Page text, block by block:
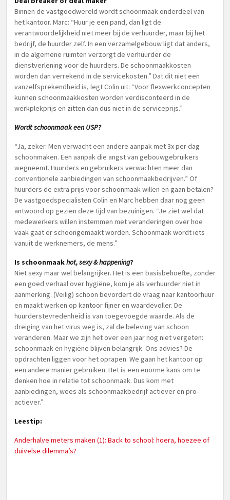
Binnen de vastgoedwereld wordt schoonmaak onderdeel van
het kantoor. Marc: “Huur je een pand, dan ligt de
verantwoordelijkheid niet meer bij de verhuurder, maar bij het
bedrijf, de huurder zelf. In een verzamelgebouw ligt dat anders,
in de algemene ruimten verzorgt de verhuurder de
dienstverlening voor de huurders. De schoonmaakkosten
worden dan verrekend in de servicekosten.” Dat dit niet een
vanzelfsprekendheid is, legt Colin uit: “Voor flexwerkconcepten
kunnen schoonmaakkosten worden verdisconteerd in de
werkplekprijs en zitten dan dus niet in de serviceprijs.”
Wordt schoonmaak een USP?
“Ja, zeker. Men verwacht een andere aanpak met 3x per dag
schoonmaken. Een aanpak die angst van gebouwgebruikers
wegneemt. Huurders en gebruikers verwachten meer dan
conventionele aanbiedingen van schoonmaakbedrijven.” Of
huurders de extra prijs voor schoonmaak willen en gaan betalen?
De vastgoedspecialisten Colin en Marc hebben daar nog geen
antwoord op gezien deze tijd van bezuinigen. “Je ziet wel dat
medewerkers willen instemmen met veranderingen over hoe
vaak gaat er schoongemaakt worden. Schoonmaak wordt iets
vanuit de werknemers, de mens.”
Is schoonmaakhot, sexy & happening?
Niet sexy maar wel belangrijker. Het is een basisbehoefte, zonder
een goed verhaal over hygiëne, kom je als verhuurder niet in
aanmerking. (Veilig) schoon bevordert de vraag naar kantoorhuur
en maakt werken op kantoor fijner en waardevoller. De
huurderstevredenheid is van toegevoegde waarde. Als de
dreiging van het virus weg is, zal de beleving van schoon
veranderen. Maar we zijn het over een jaar nog niet vergeten:
schoonmaak en hygiëne blijven belangrijk. Ons advies? De
opdrachten liggen voor het oprapen. We gaan het kantoor op
een andere manier gebruiken. Het is een enorme kans om te
denken hoe in relatie tot schoonmaak. Dus kom met
aanbiedingen, wees als schoonmaakbedrijf actiever en pro-
actiever.”
Leestip:
Anderhalve meters maken (1): Back to school: hoera, hoezee of
duivelse dilemma’s?